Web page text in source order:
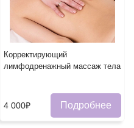
Корректирующий
лимфодренажный массаж тела
4 000₽ Подробнее